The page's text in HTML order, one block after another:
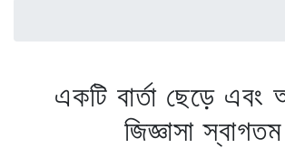
একটি বার্তা ছেড়ে এবং
জিজ্ঞাসা স্বাগতম